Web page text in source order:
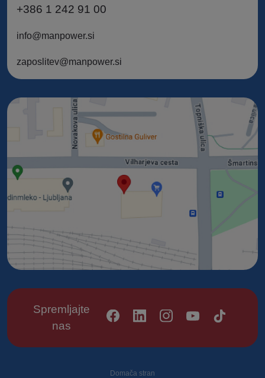
+386 1 242 91 00
info@manpower.si
zaposlitev@manpower.si
Spremljajte
nas
Domača stran